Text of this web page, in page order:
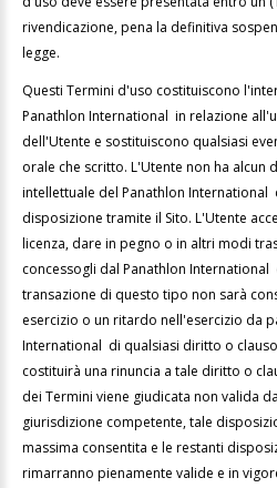
rivendicazione, pena la definitiva
legge.
Questi Termini d'uso costituiscono
Panathlon International in relazione
dell'Utente e sostituiscono qualsiasi
orale che scritto. L'Utente non ha alcun
intellettuale del Panathlon International
disposizione tramite il Sito. L'Utente
licenza, dare in pegno o in altri modi
concessogli dal Panathlon International
transazione di questo tipo non sarà
esercizio o un ritardo nell'esercizio da
International di qualsiasi diritto o
costituirà una rinuncia a tale diritto o
dei Termini viene giudicata non valida
giurisdizione competente, tale
massima consentita e le restanti
rimarranno pienamente valide e in